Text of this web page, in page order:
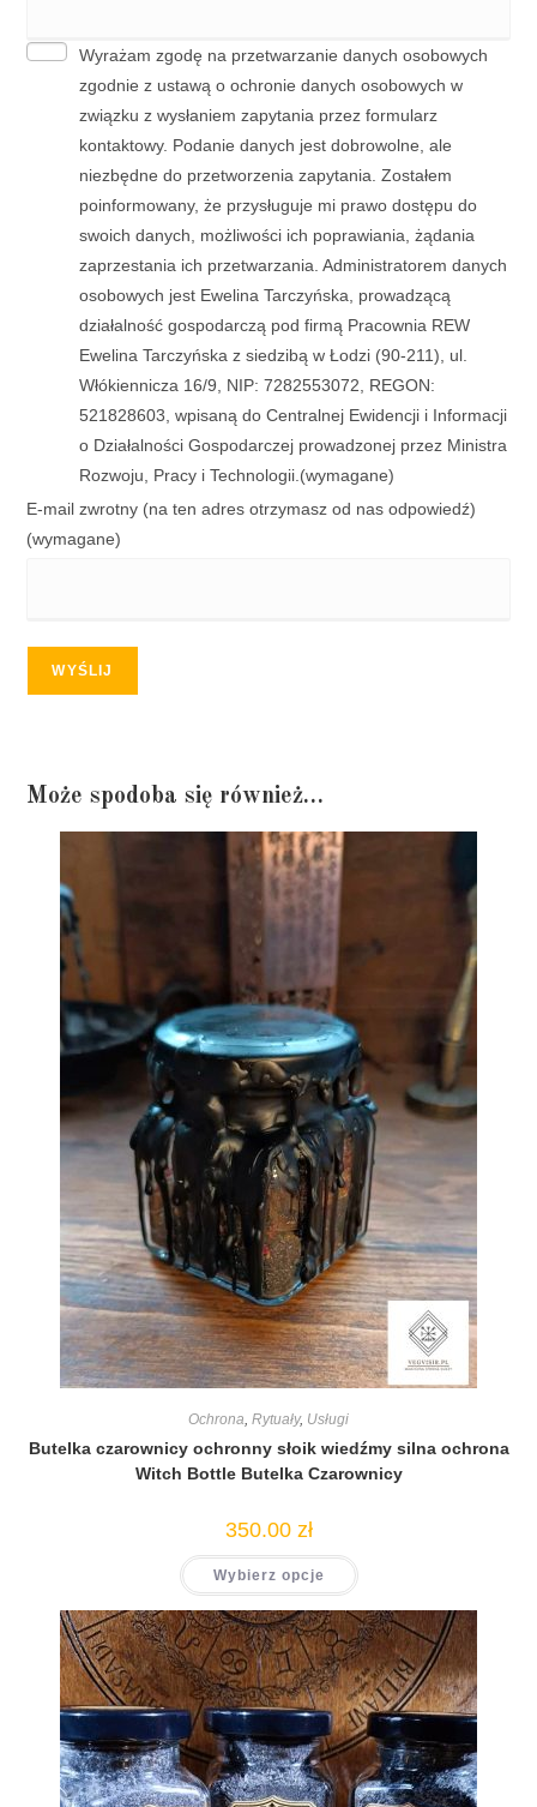
Wyrażam zgodę na przetwarzanie danych osobowych
zgodnie z ustawą o ochronie danych osobowych w
związku z wysłaniem zapytania przez formularz
kontaktowy. Podanie danych jest dobrowolne, ale
niezbędne do przetworzenia zapytania. Zostałem
poinformowany, że przysługuje mi prawo dostępu do
swoich danych, możliwości ich poprawiania, żądania
zaprzestania ich przetwarzania. Administratorem danych
osobowych jest Ewelina Tarczyńska, prowadzącą
działalność gospodarczą pod firmą Pracownia REW
Ewelina Tarczyńska z siedzibą w Łodzi (90-211), ul.
Włókiennicza 16/9, NIP: 7282553072, REGON:
521828603, wpisaną do Centralnej Ewidencji i Informacji
o Działalności Gospodarczej prowadzonej przez Ministra
Rozwoju, Pracy i Technologii. (wymagane)
E-mail zwrotny (na ten adres otrzymasz od nas odpowiedź)
(wymagane)
WYŚLIJ
Może spodoba się również…
Ochrona, Rytuały, Usługi
Butelka czarownicy ochronny słoik wiedźmy silna ochrona
Witch Bottle Butelka Czarownicy
350.00 zł
Wybierz opcje